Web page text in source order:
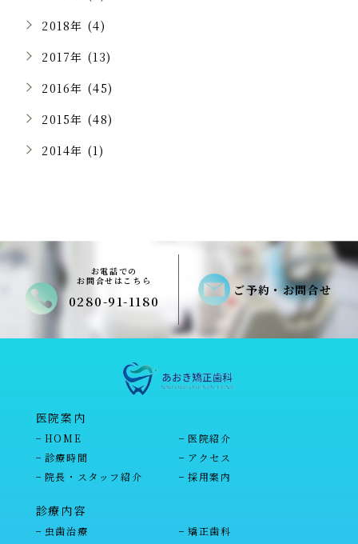
2018年 (4)
2017年 (13)
2016年 (45)
2015年 (48)
2014年 (1)
お電話での
お問合せはこちら
0280-91-1180
ご予約・お問合せ
医院案内
HOME
医院紹介
診療時間
アクセス
院長・スタッフ紹介
採用案内
診療内容
虫歯治療
矯正歯科